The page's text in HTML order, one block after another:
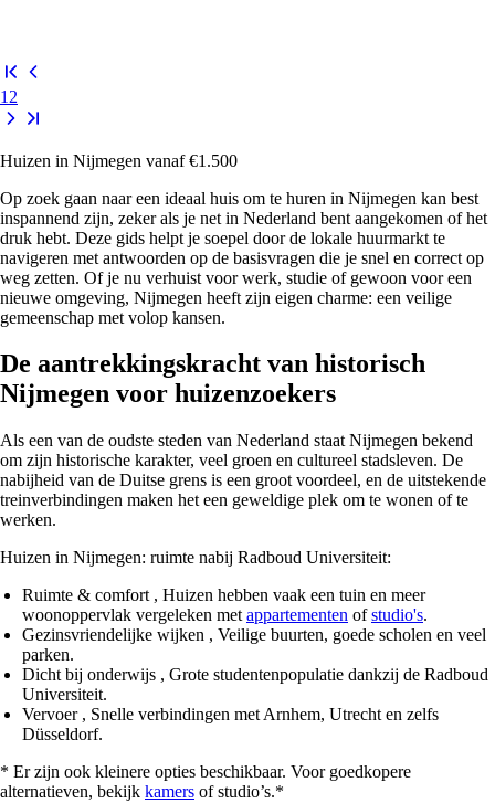
1 2
Huizen in Nijmegen vanaf €1.500
Op zoek gaan naar een ideaal huis om te huren in Nijmegen kan best
inspannend zijn, zeker als je net in Nederland bent aangekomen of het
druk hebt. Deze gids helpt je soepel door de lokale huurmarkt te
navigeren met antwoorden op de basisvragen die je snel en correct op
weg zetten. Of je nu verhuist voor werk, studie of gewoon voor een
nieuwe omgeving, Nijmegen heeft zijn eigen charme: een veilige
gemeenschap met volop kansen.
De aantrekkingskracht van historisch
Nijmegen voor huizenzoekers
Als een van de oudste steden van Nederland staat Nijmegen bekend
om zijn historische karakter, veel groen en cultureel stadsleven. De
nabijheid van de Duitse grens is een groot voordeel, en de uitstekende
treinverbindingen maken het een geweldige plek om te wonen of te
werken.
Huizen in Nijmegen: ruimte nabij Radboud Universiteit:
Ruimte & comfort , Huizen hebben vaak een tuin en meer
woonoppervlak vergeleken met appartementen ofstudio's.
Gezinsvriendelijke wijken , Veilige buurten, goede scholen en veel
parken.
Dicht bij onderwijs , Grote studentenpopulatie dankzij de Radboud
Universiteit.
Vervoer , Snelle verbindingen met Arnhem, Utrecht en zelfs
Düsseldorf.
* Er zijn ook kleinere opties beschikbaar. Voor goedkopere
alternatieven, bekijk kamers of studio’s.*